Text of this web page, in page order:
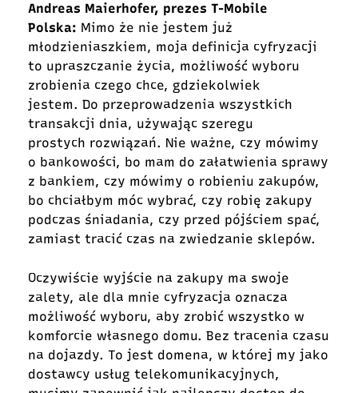
Andreas Maierhofer, prezes T-Mobile
Polska: Mimo że nie jestem już
młodzieniaszkiem, moja definicja cyfryzacji
to upraszczanie życia, możliwość wyboru
zrobienia czego chce, gdziekolwiek
jestem. Do przeprowadzenia wszystkich
transakcji dnia, używając szeregu
prostych rozwiązań. Nie ważne, czy mówimy
o bankowości, bo mam do załatwienia sprawy
z bankiem, czy mówimy o robieniu zakupów,
bo chciałbym móc wybrać, czy robię zakupy
podczas śniadania, czy przed pójściem spać,
zamiast tracić czas na zwiedzanie sklepów.
Oczywiście wyjście na zakupy ma swoje
zalety, ale dla mnie cyfryzacja oznacza
możliwość wyboru, aby zrobić wszystko w
komforcie własnego domu. Bez tracenia czasu
na dojazdy. To jest domena, w której my jako
dostawcy usług telekomunikacyjnych,